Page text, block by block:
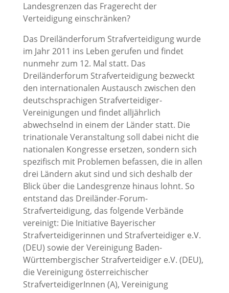
Landesgrenzen das Fragerecht der
Verteidigung einschränken?
Das Dreiländerforum Strafverteidigung wurde
im Jahr 2011 ins Leben gerufen und findet
nunmehr zum 12. Mal statt. Das
Dreiländerforum Strafverteidigung bezweckt
den internationalen Austausch zwischen den
deutschsprachigen Strafverteidiger-
Vereinigungen und findet alljährlich
abwechselnd in einem der Länder statt. Die
trinationale Veranstaltung soll dabei nicht die
nationalen Kongresse ersetzen, sondern sich
spezifisch mit Problemen befassen, die in allen
drei Ländern akut sind und sich deshalb der
Blick über die Landesgrenze hinaus lohnt. So
entstand das Dreiländer-Forum-
Strafverteidigung, das folgende Verbände
vereinigt: Die Initiative Bayerischer
Strafverteidigerinnen und Strafverteidiger e.V.
(DEU) sowie der Vereinigung Baden-
Württembergischer Strafverteidiger e.V. (DEU),
die Vereinigung österreichischer
StrafverteidigerInnen (A), Vereinigung